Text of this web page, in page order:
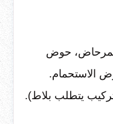
حوض
الاستحمام.
يتطلب بلاط).